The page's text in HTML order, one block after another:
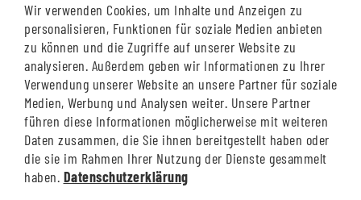
Siegburg Bahnhof
Montag - Donnerstag
8:00 - 12:30 Uhr
13:15 - 18:00 Uhr
Freitag
8:00 - 12:30 Uhr
Wir verwenden Cookies, um Inhalte und Anzeigen zu
personalisieren, Funktionen für soziale Medien anbieten
zu können und die Zugriffe auf unserer Website zu
analysieren. Außerdem geben wir Informationen zu Ihrer
Verwendung unserer Website an unsere Partner für soziale
Medien, Werbung und Analysen weiter. Unsere Partner
führen diese Informationen möglicherweise mit weiteren
Daten zusammen, die Sie ihnen bereitgestellt haben oder
die sie im Rahmen Ihrer Nutzung der Dienste gesammelt
haben. Datenschutzerklärung